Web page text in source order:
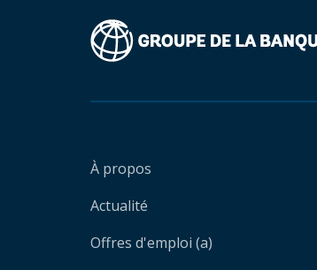
À propos
Actualité
Offres d'emploi (a)